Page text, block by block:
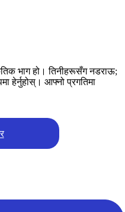
भाग हो। तिनीहरूसँग नडराऊ;
हेर्नुहोस्। आफ्नो प्रगतिमा